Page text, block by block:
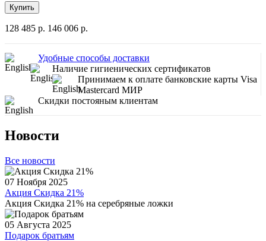
Купить
128 485 р. 146 006 р.
Удобные способы доставки
Наличие гигиенических сертификатов
Принимаем к оплате банковские карты Visa
Mastercard МИР
Скидки постояным клиентам
Новости
Все новости
07 Ноября 2025
Акция Скидка 21%
Акция Скидка 21% на серебряные ложки
05 Августа 2025
Подарок братьям